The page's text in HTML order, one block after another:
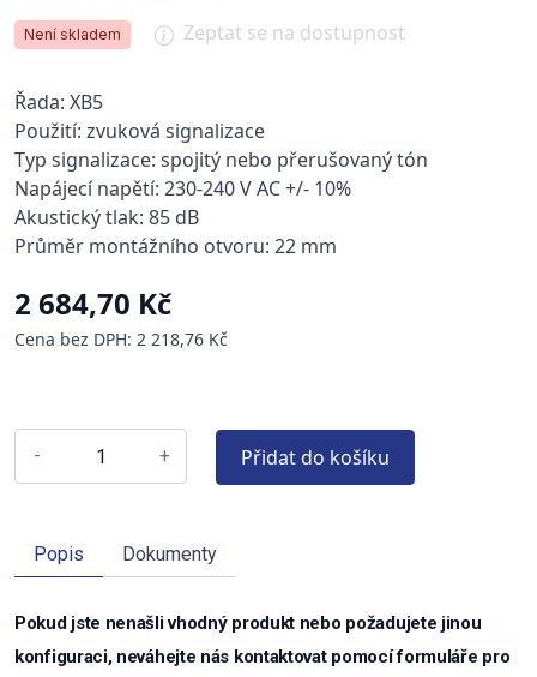
Není skladem Zeptat se na dostupnost
Řada: XB5
Použití: zvuková signalizace
Typ signalizace: spojitý nebo přerušovaný tón
Napájecí napětí: 230-240 V AC +/- 10%
Akustický tlak: 85 dB
Průměr montážního otvoru: 22 mm
2 684,70 Kč
Cena bez DPH: 2 218,76 Kč
- + Přidat do košíku
Popis Dokumenty
Pokud jste nenašli vhodný produkt nebo požadujete jinou
konfiguraci, neváhejte nás kontaktovat pomocí formuláře pro